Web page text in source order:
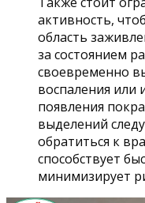
активность,
область
за состоянием
своевременно
воспаления или
появления
выделений
обратиться к
способствует
минимизирует